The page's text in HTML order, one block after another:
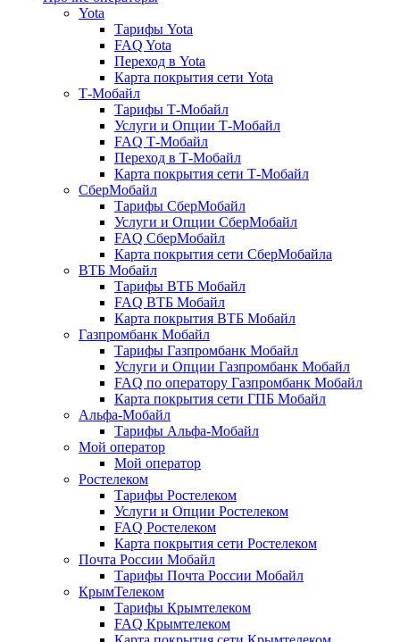
Yota
Тарифы Yota
FAQ Yota
Переход в Yota
Карта покрытия сети Yota
Т-Мобайл
Тарифы Т-Мобайл
Услуги и Опции Т-Мобайл
FAQ Т-Мобайл
Переход в Т-Мобайл
Карта покрытия сети Т-Мобайл
СберМобайл
Тарифы СберМобайл
Услуги и Опции СберМобайл
FAQ СберМобайл
Карта покрытия сети СберМобайлa
ВТБ Мобайл
Тарифы ВТБ Мобайл
FAQ ВТБ Мобайл
Карта покрытия ВТБ Мобайл
Газпромбанк Мобайл
Тарифы Газпромбанк Мобайл
Услуги и Опции Газпромбанк Мобайл
FAQ по оператору Газпромбанк Мобайл
Карта покрытия сети ГПБ Мобайл
Альфа-Мобайл
Тарифы Альфа-Мобайл
Мой оператор
Мой оператор
Ростелеком
Тарифы Ростелеком
Услуги и Опции Ростелеком
FAQ Ростелеком
Карта покрытия сети Ростелеком
Почта России Мобайл
Тарифы Почта России Мобайл
КрымТелеком
Тарифы Крымтелеком
FAQ Крымтелеком